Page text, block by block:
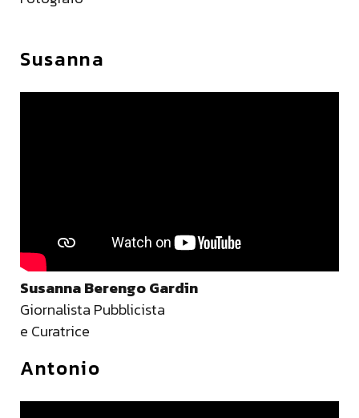
Susanna
Susanna Berengo Gardin
Giornalista Pubblicista
e Curatrice
Antonio